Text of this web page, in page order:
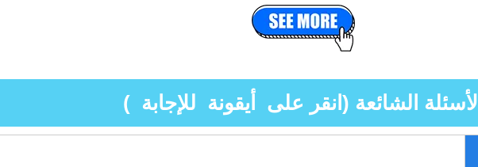
الأسئلة الشائعة (انقر على أيقونة للإجابة )